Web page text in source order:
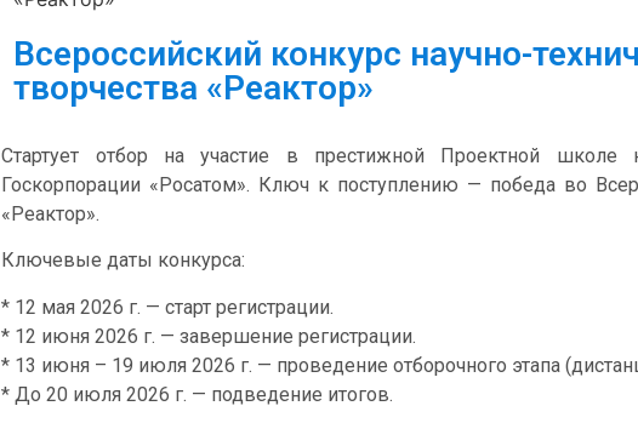
Всероссийский конкурс научно-
творчества «Реактор»
Стартует отбор на участие в престижной Проектной школе
Госкорпорации «Росатом». Ключ к поступлению — победа во
«Реактор».
Ключевые даты конкурса:
* 12 мая 2026 г. — старт регистрации.
* 12 июня 2026 г. — завершение регистрации.
* 13 июня – 19 июля 2026 г. — проведение отборочного этапа
* До 20 июля 2026 г. — подведение итогов.